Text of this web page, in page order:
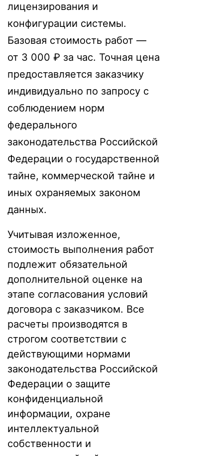
лицензирования и
конфигурации системы.
Базовая стоимость работ —
от 3 000 ₽ за час. Точная цена
предоставляется заказчику
индивидуально по запросу с
соблюдением норм
федерального
законодательства Российской
Федерации о государственной
тайне, коммерческой тайне и
иных охраняемых законом
данных.
Учитывая изложенное,
стоимость выполнения работ
подлежит обязательной
дополнительной оценке на
этапе согласования условий
договора с заказчиком. Все
расчеты производятся в
строгом соответствии с
действующими нормами
законодательства Российской
Федерации о защите
конфиденциальной
информации, охране
интеллектуальной
собственности и